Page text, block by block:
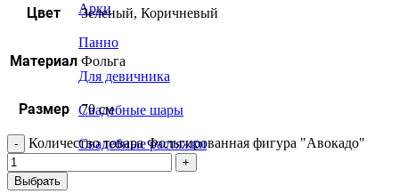
Арки
Панно
Для девичника
Свадебные шары
Свадебные растяжки
Цвет
Зеленый, Коричневый
Материал Фольга
Размер 70 см
Количество товара Фольгированная фигура "Авокадо"
Выбрать